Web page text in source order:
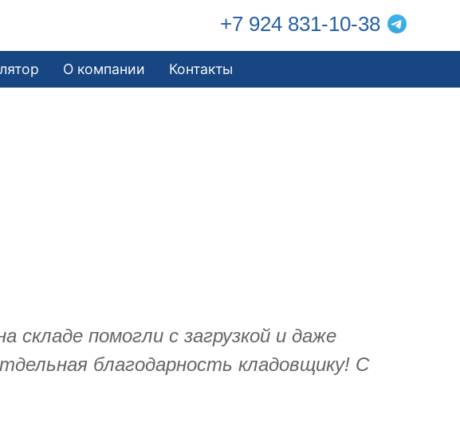
+7 924 831-10-38
О компании Контакты
складе помогли с загрузкой и даже
благодарность кладовщику! С